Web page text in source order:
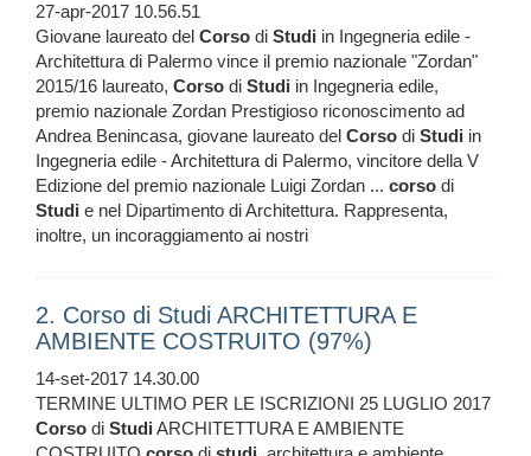
27-apr-2017 10.56.51
Giovane laureato del Corso di Studi in Ingegneria edile -
Architettura di Palermo vince il premio nazionale "Zordan"
2015/16 laureato, Corso di Studi in Ingegneria edile,
premio nazionale Zordan Prestigioso riconoscimento ad
Andrea Benincasa, giovane laureato del Corso di Studi in
Ingegneria edile - Architettura di Palermo, vincitore della V
Edizione del premio nazionale Luigi Zordan ... corso di
Studi e nel Dipartimento di Architettura. Rappresenta,
inoltre, un incoraggiamento ai nostri
2. Corso di Studi ARCHITETTURA E
AMBIENTE COSTRUITO (97%)
14-set-2017 14.30.00
TERMINE ULTIMO PER LE ISCRIZIONI 25 LUGLIO 2017
Corso di Studi ARCHITETTURA E AMBIENTE